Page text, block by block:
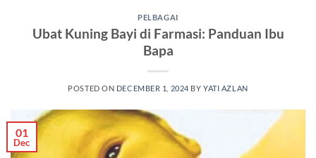
PELBAGAI
Ubat Kuning Bayi di Farmasi: Panduan Ibu
Bapa
POSTED ON DECEMBER 1, 2024 BYYATI AZLAN
01
Dec